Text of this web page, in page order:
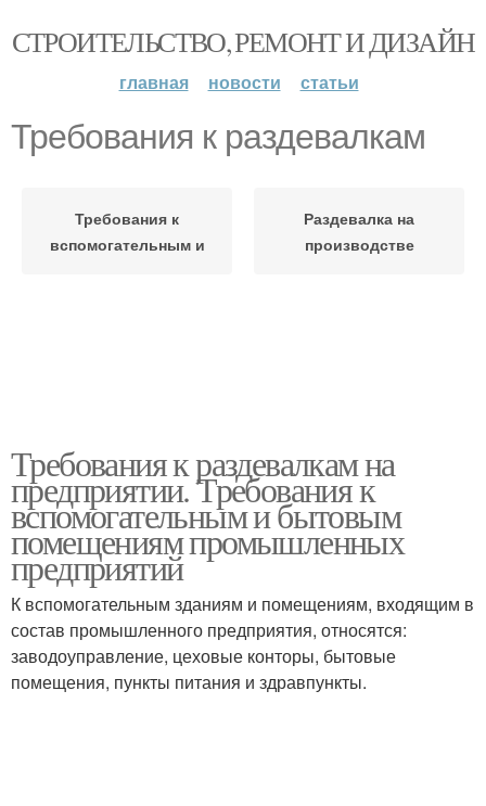
СТРОИТЕЛЬСТВО, РЕМОНТ И ДИЗАЙН
главная новости статьи
Требования к раздевалкам
Требования к
вспомогательным и
Раздевалка на
производстве
Требования к раздевалкам на
предприятии. Требования к
вспомогательным и бытовым
помещениям промышленных
предприятий
К вспомогательным зданиям и помещениям, входящим в
со­став промышленного предприятия, относятся:
заводоуправление, цеховые конторы, бытовые
помещения, пункты питания и здрав­пункты.